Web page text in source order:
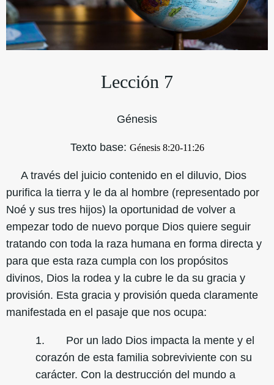
Lección 7
Génesis
Texto base: Génesis 8:20-11:26
A través del juicio contenido en el diluvio, Dios
purifica la tierra y le da al hombre (representado por
Noé y sus tres hijos) la oportunidad de volver a
empezar todo de nuevo porque Dios quiere seguir
tratando con toda la raza humana en forma directa y
para que esta raza cumpla con los propósitos
divinos, Dios la rodea y la cubre le da su gracia y
provisión. Esta gracia y provisión queda claramente
manifestada en el pasaje que nos ocupa:
1. Por un lado Dios impacta la mente y el
corazón de esta familia sobreviviente con su
carácter. Con la destrucción del mundo a